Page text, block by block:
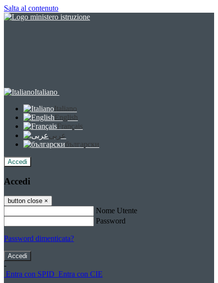
Salta al contenuto
Italiano
Italiano
English
Français
عربى
български
Accedi
Accedi
button close ×
Nome Utente
Password
Password dimenticata?
-
Entra con SPID Entra con CIE